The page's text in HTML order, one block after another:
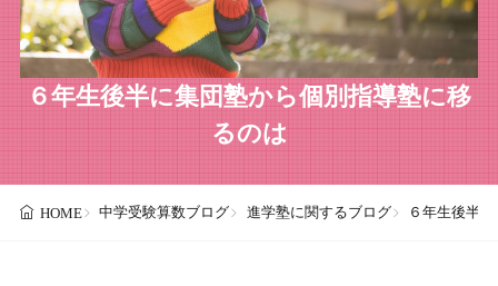
６年生後半に集団塾から個別指導塾に移
るのは
HOME 中学受験算数ブログ 進学塾に関するブログ ６年生後半